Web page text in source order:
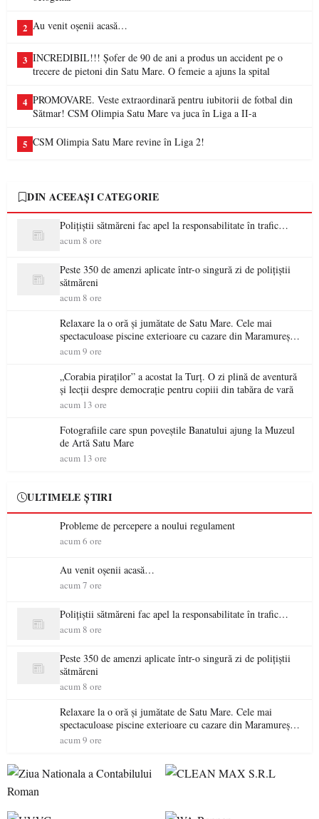
2 Au venit oșenii acasă…
3 INCREDIBIL!!! Șofer de 90 de ani a produs un accident pe o
trecere de pietoni din Satu Mare. O femeie a ajuns la spital
4 PROMOVARE. Veste extraordinară pentru iubitorii de fotbal din
Sătmar! CSM Olimpia Satu Mare va juca în Liga a II-a
5 CSM Olimpia Satu Mare revine în Liga 2!
DIN ACEEAȘI CATEGORIE
Polițiștii sătmăreni fac apel la responsabilitate în trafic…
acum 8 ore
Peste 350 de amenzi aplicate într-o singură zi de polițiștii
sătmăreni
acum 8 ore
Relaxare la o oră și jumătate de Satu Mare. Cele mai
spectaculoase piscine exterioare cu cazare din Maramureș,
ideale pentru o escapadă de vară
acum 9 ore
„Corabia piraților” a acostat la Turț. O zi plină de aventură
și lecții despre democrație pentru copiii din tabăra de vară
acum 13 ore
Fotografiile care spun poveștile Banatului ajung la Muzeul
de Artă Satu Mare
acum 13 ore
ULTIMELE ȘTIRI
Probleme de percepere a noului regulament
acum 6 ore
Au venit oșenii acasă…
acum 7 ore
Polițiștii sătmăreni fac apel la responsabilitate în trafic…
acum 8 ore
Peste 350 de amenzi aplicate într-o singură zi de polițiștii
sătmăreni
acum 8 ore
Relaxare la o oră și jumătate de Satu Mare. Cele mai
spectaculoase piscine exterioare cu cazare din Maramureș,
ideale pentru o escapadă de vară
acum 9 ore